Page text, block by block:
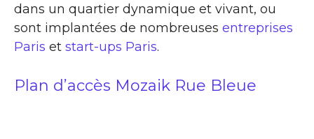
dans un quartier dynamique et vivant, ou
sont implantées de nombreuses entreprises
Paris et start-ups Paris.
Plan d’accès Mozaik Rue Bleue